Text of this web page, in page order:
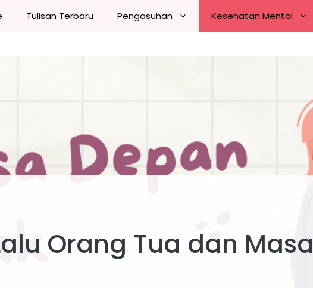
Tulisan Terbaru Pengasuhan Kesehatan Mental
Orang Tua dan Masa